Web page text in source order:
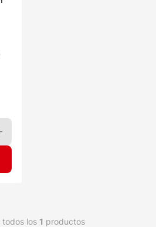
todos los 1 productos